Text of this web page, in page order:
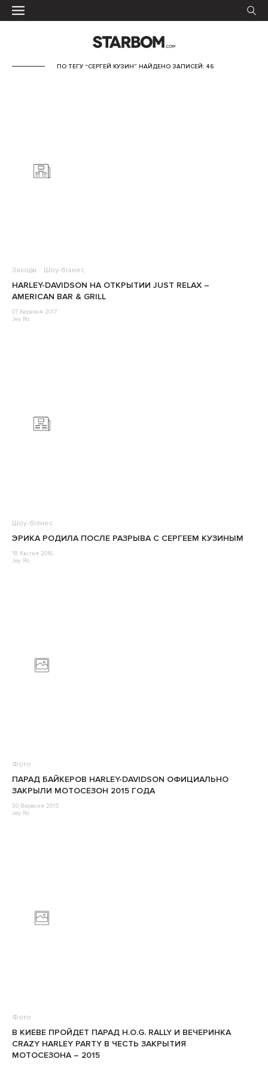
ПО ТЕГУ “СЕРГЕЙ КУЗИН” НАЙДЕНО ЗАПИСЕЙ: 46
Заходи Шоу-бізнес
HARLEY-DAVIDSON НА ОТКРЫТИИ JUST RELAX –
AMERICAN BAR & GRILL
07 Березня 2017
Jey Ro
Шоу-бізнес
ЭРИКА РОДИЛА ПОСЛЕ РАЗРЫВА С СЕРГЕЕМ КУЗИНЫМ
18 Квітня 2016
Jey Ro
Фото
ПАРАД БАЙКЕРОВ HARLEY-DAVIDSON ОФИЦИАЛЬНО
ЗАКРЫЛИ МОТОСЕЗОН 2015 ГОДА
30 Вересня 2015
Jey Ro
Фото
В КИЕВЕ ПРОЙДЕТ ПАРАД H.O.G. RALLY И ВЕЧЕРИНКА
CRAZY HARLEY PARTY В ЧЕСТЬ ЗАКРЫТИЯ
МОТОСЕЗОНА – 2015